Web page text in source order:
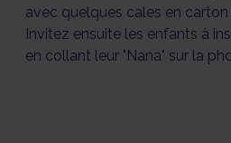
avec quelques cales en carton
Invitez ensuite les enfants à
en collant leur "Nana" sur la